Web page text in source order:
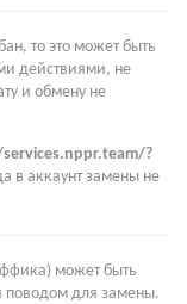
то это может быть
действиями, не
и обмену не
?
в аккаунт замены не
может быть
поводом для замены.